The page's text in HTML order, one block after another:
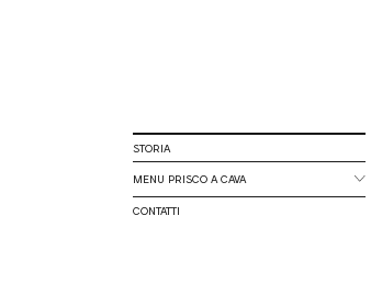
STORIA
MENU PRISCO A CAVA
CONTATTI